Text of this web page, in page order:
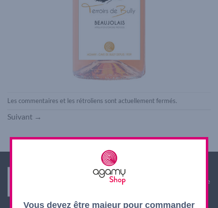
Les commentaires et les rétroliens sont actuellement fermés.
Suivant →
Interdiction de vente de boissons alcooliques aux
mineurs de moins de 18 ans. La preuve de majorité de
L'abus d'alcool est dangereux pour la santé, à
Vous devez être majeur pour commander